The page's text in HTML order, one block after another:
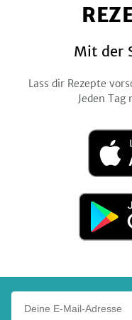
Mit der
Lass dir Rezepte
Jeden Tag
Laden
im
App
Jetzt
Google